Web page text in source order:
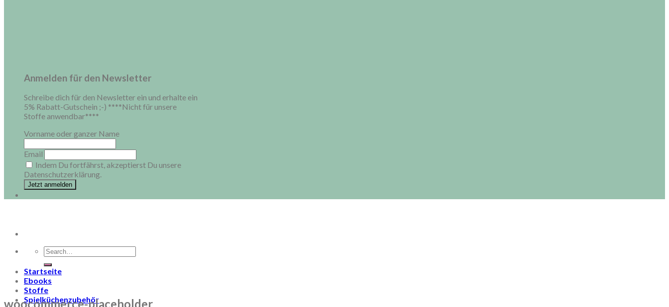
Anmelden für den Newsletter
Schreibe dich für den Newsletter ein und erhalte ein
5% Rabatt-Gutschein ;-) ****Nicht für unsere
Stoffe anwendbar****
Vorname oder ganzer Name
Email
Indem Du fortfährst, akzeptierst Du unsere
Datenschutzerklärung.
Search
for:
Startseite
Ebooks
Stoffe
Spielküchenzubehör
woocommerce-placeholder